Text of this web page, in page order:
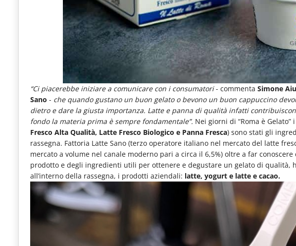
“Ci piacerebbe iniziare a comunicare con i consumatori- commenta Simone
Sano - che quando gustano un buon gelato o bevono un buon cappuccino
dietro e dare la giusta importanza. Latte e panna di qualità infatti
fondo la materia prima è sempre fondamentale”. Nei giorni di “Roma è
Fresco Alta Qualità, Latte Fresco Biologico e Panna Fresca) sono stati gli
rassegna. Fattoria Latte Sano (terzo operatore italiano nel mercato del latte
mercato a volume nel canale moderno pari a circa il 6,5%) oltre a far
prodotto e degli ingredienti utili per ottenere e degustare un gelato di qualità,
all’interno della rassegna, i prodotti aziendali: latte, yogurt e latte e cacao.